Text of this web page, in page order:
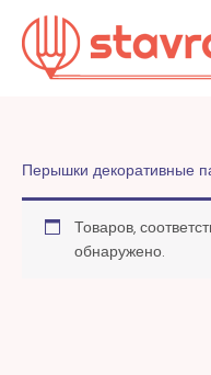
Перейти
содержимому
Перышки декоративные
Товаров,
обнаружено.